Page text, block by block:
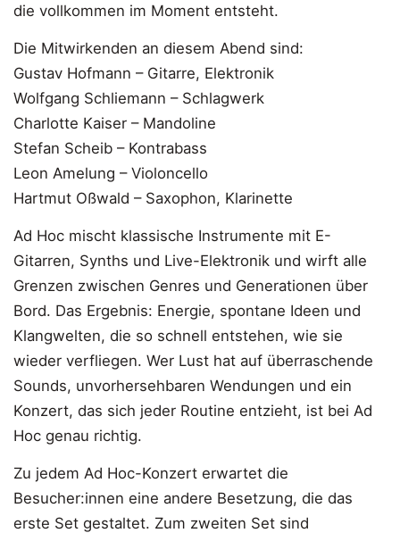
die vollkommen im Moment entsteht.
Die Mitwirkenden an diesem Abend sind:
Gustav Hofmann – Gitarre, Elektronik
Wolfgang Schliemann – Schlagwerk
Charlotte Kaiser – Mandoline
Stefan Scheib – Kontrabass
Leon Amelung – Violoncello
Hartmut Oßwald – Saxophon, Klarinette
Ad Hoc mischt klassische Instrumente mit E-
Gitarren, Synths und Live-Elektronik und wirft alle
Grenzen zwischen Genres und Generationen über
Bord. Das Ergebnis: Energie, spontane Ideen und
Klangwelten, die so schnell entstehen, wie sie
wieder verfliegen. Wer Lust hat auf überraschende
Sounds, unvorhersehbaren Wendungen und ein
Konzert, das sich jeder Routine entzieht, ist bei Ad
Hoc genau richtig.
Zu jedem Ad Hoc-Konzert erwartet die
Besucher:innen eine andere Besetzung, die das
erste Set gestaltet. Zum zweiten Set sind